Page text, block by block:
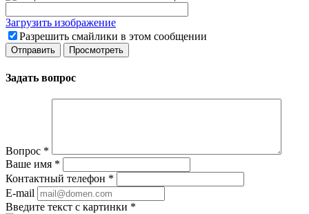
Загрузить изображение
Разрешить смайлики в этом сообщении
Задать вопрос
Вопрос *
Ваше имя *
Контактный телефон *
E-mail
Введите текст с картинки *